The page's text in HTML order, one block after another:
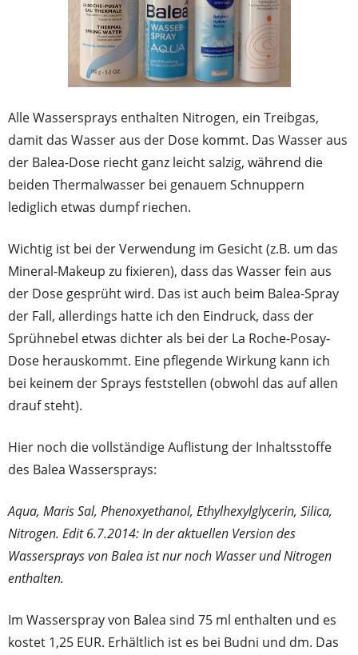
Alle Wassersprays enthalten Nitrogen, ein Treibgas,
damit das Wasser aus der Dose kommt. Das Wasser aus
der Balea-Dose riecht ganz leicht salzig, während die
beiden Thermalwasser bei genauem Schnuppern
lediglich etwas dumpf riechen.
Wichtig ist bei der Verwendung im Gesicht (z.B. um das
Mineral-Makeup zu fixieren), dass das Wasser fein aus
der Dose gesprüht wird. Das ist auch beim Balea-Spray
der Fall, allerdings hatte ich den Eindruck, dass der
Sprühnebel etwas dichter als bei der La Roche-Posay-
Dose herauskommt. Eine pflegende Wirkung kann ich
bei keinem der Sprays feststellen (obwohl das auf allen
drauf steht).
Hier noch die vollständige Auflistung der Inhaltsstoffe
des Balea Wassersprays:
Aqua, Maris Sal, Phenoxyethanol, Ethylhexylglycerin, Silica,
Nitrogen. Edit 6.7.2014: In der aktuellen Version des
Wassersprays von Balea ist nur noch Wasser und Nitrogen
enthalten.
Im Wasserspray von Balea sind 75 ml enthalten und es
kostet 1,25 EUR. Erhältlich ist es bei Budni und dm. Das